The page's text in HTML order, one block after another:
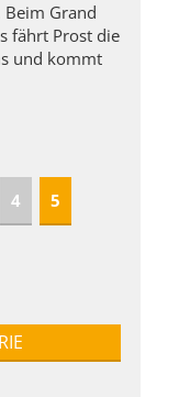
Grand
fährt Prost die
und kommt
4 5